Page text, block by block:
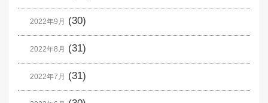
2022年9月 (30)
2022年8月 (31)
2022年7月 (31)